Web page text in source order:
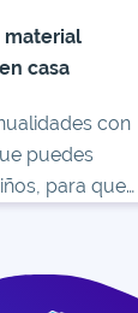
material
casa
con
puedes
para que